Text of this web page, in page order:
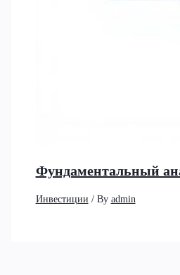
Фундаментальный
Инвестиции / By admin